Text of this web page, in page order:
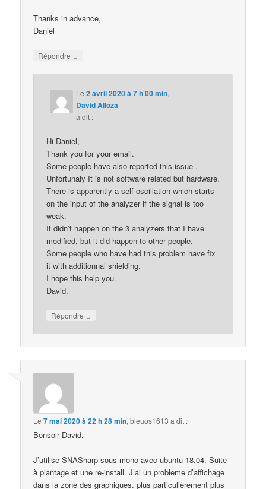
Thanks in advance,
Daniel
Répondre ↓
Le2 avril 2020 à 7 h 00 min,
David Alloza
a dit :
Hi Daniel,
Thank you for your email.
Some people have also reported this issue .
Unfortunaly It is not software related but hardware.
There is apparently a self-oscillation which starts
on the input of the analyzer if the signal is too
weak.
It didn’t happen on the 3 analyzers that I have
modified, but it did happen to other people.
Some people who have had this problem have fix
it with additionnal shielding.
I hope this help you.
David.
Répondre ↓
Le7 mai 2020 à 22 h 28 min,bleuos1613 a dit :
Bonsoir David,
J’utilise SNASharp sous mono avec ubuntu 18.04. Suite
à plantage et une re-install. J’ai un probleme d’affichage
dans la zone des graphiques. plus particulièrement plus